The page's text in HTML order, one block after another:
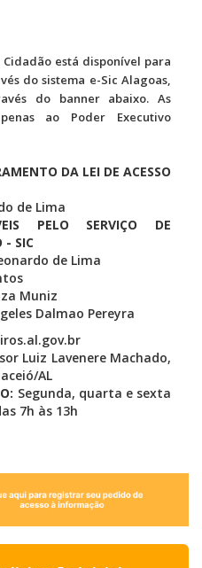
está disponível para
do sistema e-Sic Alagoas,
do banner abaixo. As
ao Poder Executivo
DA LEI DE ACESSO
de Lima
PELO SERVIÇO DE
- SIC
de Lima
Muniz
Dalmao Pereyra
Luiz Lavenere Machado,
AL
Segunda, quarta e sexta
7h às 13h